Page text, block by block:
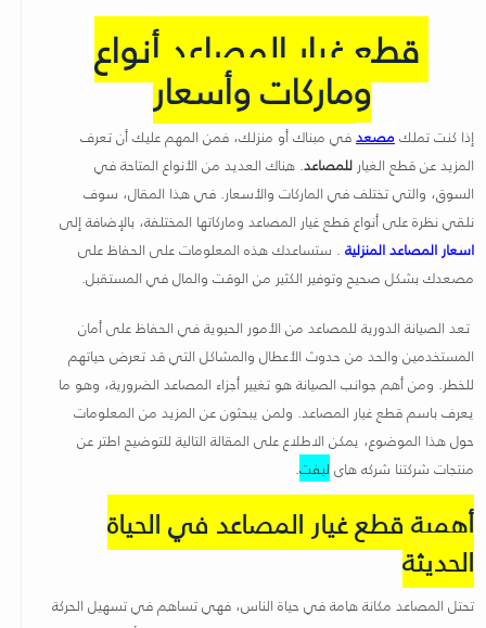
قطع غيار المصاعد أنواع
وماركات وأسعار
إذا كنت تملكمصعدفي مبناك أو منزلك، فمن المهم عليك أن تعرف
المزيد عن قطع الغيار للمصاعد. هناك العديد من الأنواع المتاحة في
السوق، والتي تختلف في الماركات والأسعار. في هذا المقال، سوف
نلقي نظرة على أنواع قطع غيار المصاعد وماركاتها المختلفة، بالإضافة إلى
اسعار المصاعد المنزلية . ستساعدك هذه المعلومات على الحفاظ على
مصعدك بشكل صحيح وتوفير الكثير من الوقت والمال في المستقبل.
تعد الصيانة الدورية للمصاعد من الأمور الحيوية في الحفاظ على أمان
المستخدمين والحد من حدوث الأعطال والمشاكل التي قد تعرض حياتهم
للخطر. ومن أهم جوانب الصيانة هو تغيير أجزاء المصاعد الضرورية، وهو ما
يعرف باسم قطع غيار المصاعد. ولمن يبحثون عن المزيد من المعلومات
حول هذا الموضوع، يمكن الاطلاع على المقالة التالية للتوضيح اطتر عن
منتجات شركتنا شركه هاى ليفت.
أهمية قطع غيار المصاعد في الحياة
الحديثة
تحتل المصاعد مكانة هامة في حياة الناس، فهي تساهم في تسهيل الحركة